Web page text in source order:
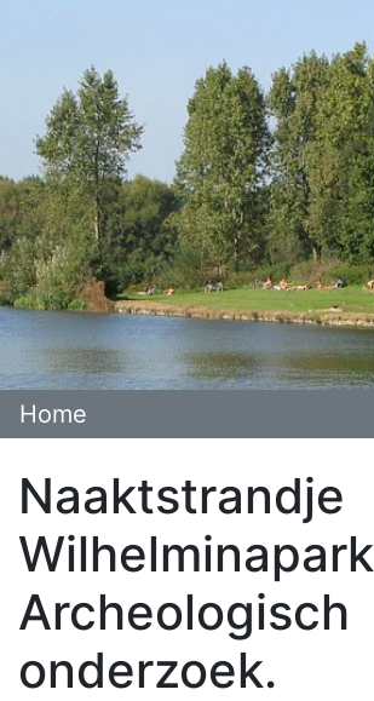
Home
Naaktstrandje
Wilhelminapark
Archeologisch
onderzoek.